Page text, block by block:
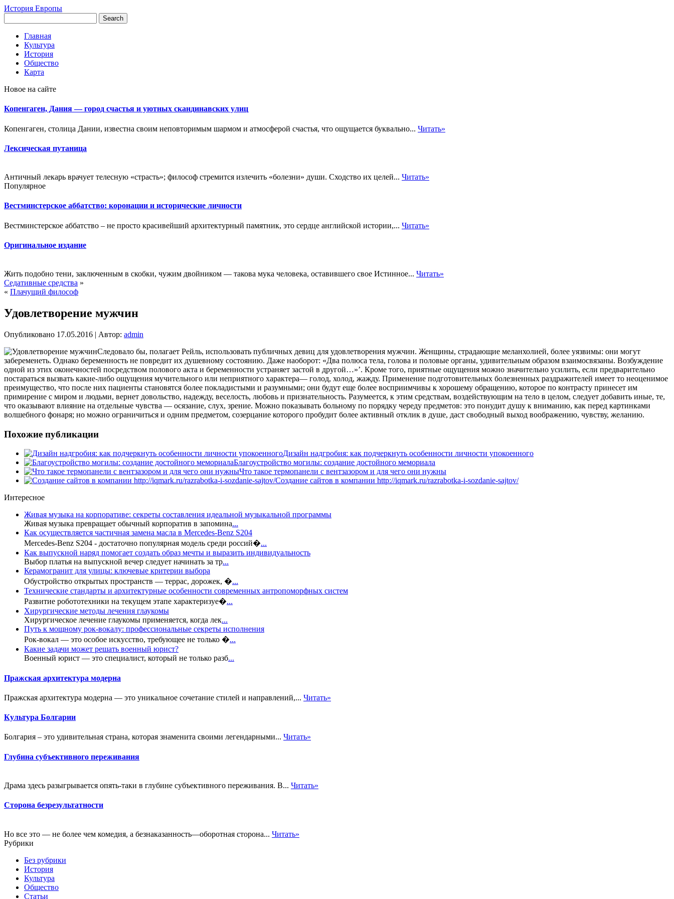
История Европы
Главная
Культура
История
Общество
Карта
Новое на сайте
Копенгаген, Дания — город счастья и уютных скандинавских улиц
Копенгаген, столица Дании, известна своим неповторимым шармом и атмосферой счастья, что ощущается буквально... Читать»
Лексическая путаница
Античный лекарь врачует телесную «страсть»; философ стремится излечить «болезни» души. Сходство их целей... Читать»
Популярное
Вестминстерское аббатство: коронации и исторические личности
Вестминстерское аббатство – не просто красивейший архитектурный памятник, это сердце английской истории,... Читать»
Оригинальное издание
Жить подобно тени, заключенным в скобки, чужим двойником — такова мука человека, оставившего свое Истинное... Читать»
Седативные средства »
« Плачущий философ
Удовлетворение мужчин
Опубликовано 17.05.2016 | Автор: admin
Следовало бы, полагает Рейль, использовать публичных девиц для удовлетворения мужчин. Женщины, страдающие меланхолией, более уязвимы: они могут
забеременеть. Однако беременность не повредит их душевному состоянию. Даже наоборот: «Два полюса тела, голова и половые органы, удивительным образом взаимосвязаны. Возбуждение
одной из этих оконечностей посредством полового акта и беременности устраняет застой в другой…»’. Кроме того, приятные ощущения можно значительно усилить, если предварительно
постараться вызвать какие-либо ощущения мучительного или неприятного характера— голод, холод, жажду. Применение подготовительных болезненных раздражителей имеет то неоценимое
преимущество, что после них пациенты становятся более покладистыми и разумными; они будут еще более восприимчивы к хорошему обращению, которое по контрасту принесет им
примирение с миром и людьми, вернет довольство, надежду, веселость, любовь и признательность. Разумеется, к этим средствам, воздействующим на тело в целом, следует добавить иные, те,
что оказывают влияние на отдельные чувства — осязание, слух, зрение. Можно показывать больному по порядку череду предметов: это понудит душу к вниманию, как перед картинками
волшебного фонаря; но можно ограничиться и одним предметом, созерцание которого пробудит более активный отклик в душе, даст свободный выход воображению, чувству, желанию.
Похожие публикации
Дизайн надгробия: как подчеркнуть особенности личности упокоенного
Благоустройство могилы: создание достойного мемориала
Что такое термопанели с вентзазором и для чего они нужны
Создание сайтов в компании http://iqmark.ru/razrabotka-i-sozdanie-sajtov/
Интересное
Живая музыка на корпоративе: секреты составления идеальной музыкальной программы
Живая музыка превращает обычный корпоратив в запомина...
Как осуществляется частичная замена масла в Mercedes-Benz S204
Mercedes-Benz S204 - достаточно популярная модель среди россий�...
Как выпускной наряд помогает создать образ мечты и выразить индивидуальность
Выбор платья на выпускной вечер следует начинать за тр...
Керамогранит для улицы: ключевые критерии выбора
Обустройство открытых пространств — террас, дорожек, �...
Технические стандарты и архитектурные особенности современных антропоморфных систем
Развитие робототехники на текущем этапе характеризуе�...
Хирургические методы лечения глаукомы
Хирургическое лечение глаукомы применяется, когда лек...
Путь к мощному рок-вокалу: профессиональные секреты исполнения
Рок-вокал — это особое искусство, требующее не только �...
Какие задачи может решать военный юрист?
Военный юрист — это специалист, который не только разб...
Пражская архитектура модерна
Пражская архитектура модерна — это уникальное сочетание стилей и направлений,... Читать»
Культура Болгарии
Болгария – это удивительная страна, которая знаменита своими легендарными... Читать»
Глубина субъективного переживания
Драма здесь разыгрывается опять-таки в глубине субъективного переживания. В... Читать»
Сторона безрезультатности
Но все это — не более чем комедия, а безнаказанность—оборотная сторона... Читать»
Рубрики
Без рубрики
История
Культура
Общество
Статьи